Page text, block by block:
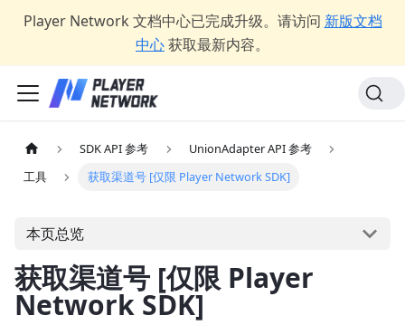
Player Network 文档中心已完成升级。请访问 新版文档
中心获取最新内容。
SDK API 参考
UnionAdapter API 参考
工具
获取渠道号 [仅限 Player Network SDK]
本页总览
获取渠道号 [仅限 Player
Network SDK]